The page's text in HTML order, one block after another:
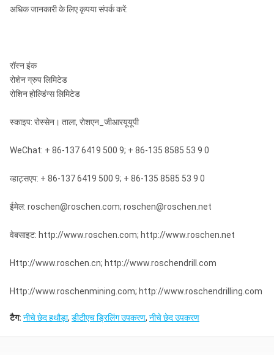
अधिक जानकारी के लिए कृपया संपर्क करें:
रॉस्न इंक
रोशेन ग्रुप लिमिटेड
रोशिन होल्डिंग्स लिमिटेड
स्काइप: रोस्सेन। ताला, रोशएन_जीआरयूयूपी
WeChat: + 86-137 6419 500 9; + 86-135 8585 53 9 0
व्हाट्सएप: + 86-137 6419 500 9; + 86-135 8585 53 9 0
ईमेल: roschen@roschen.com; roschen@roschen.net
वेबसाइट: http://www.roschen.com; http://www.roschen.net
Http://www.roschen.cn; http://www.roschendrill.com
Http://www.roschenmining.com; http://www.roschendrilling.com
टैग: नीचे छेद हथौड़ा, डीटीएच ड्रिलिंग उपकरण, नीचे छेद उपकरण